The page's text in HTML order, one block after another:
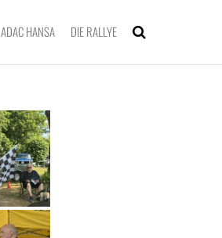
ADAC HANSA DIE RALLYE